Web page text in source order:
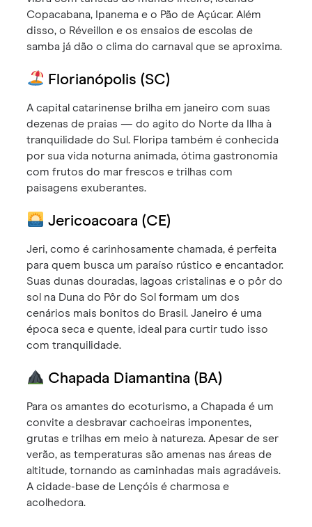
Copacabana, Ipanema e o Pão de Açúcar. Além
disso, o Réveillon e os ensaios de escolas de
samba já dão o clima do carnaval que se aproxima.
Florianópolis (SC)
A capital catarinense brilha em janeiro com suas
dezenas de praias — do agito do Norte da Ilha à
tranquilidade do Sul. Floripa também é conhecida
por sua vida noturna animada, ótima gastronomia
com frutos do mar frescos e trilhas com
paisagens exuberantes.
Jericoacoara (CE)
Jeri, como é carinhosamente chamada, é perfeita
para quem busca um paraíso rústico e encantador.
Suas dunas douradas, lagoas cristalinas e o pôr do
sol na Duna do Pôr do Sol formam um dos
cenários mais bonitos do Brasil. Janeiro é uma
época seca e quente, ideal para curtir tudo isso
com tranquilidade.
Chapada Diamantina (BA)
Para os amantes do ecoturismo, a Chapada é um
convite a desbravar cachoeiras imponentes,
grutas e trilhas em meio à natureza. Apesar de ser
verão, as temperaturas são amenas nas áreas de
altitude, tornando as caminhadas mais agradáveis.
A cidade-base de Lençóis é charmosa e
acolhedora.